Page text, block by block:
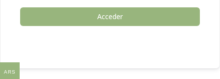
Acceder
ARS